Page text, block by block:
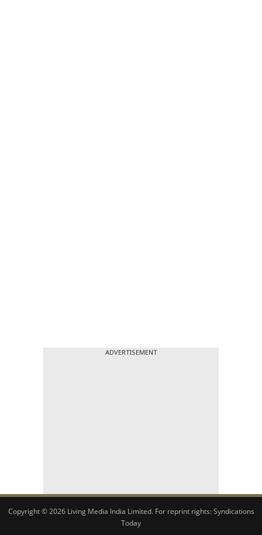
ADVERTISEMENT
Copyright © 2026 Living Media India Limited. For reprint rights:Syndications
Today